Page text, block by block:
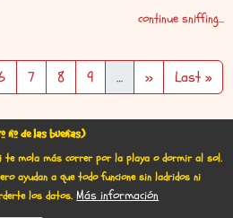
continue sniffing...
Page
7 Page
8 Page
9 … Siguiente
›› Última
Last »
no de las buenas)
te mola más correr por la playa o dormir al sol.
ayudan a que todo funcione sin ladridos ni
los datos. Más información